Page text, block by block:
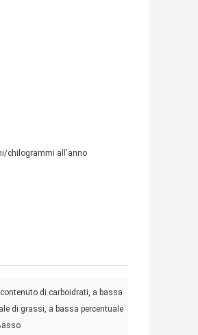
chilogrammi all'anno
di carboidrati, a bassa
di grassi, a bassa percentuale